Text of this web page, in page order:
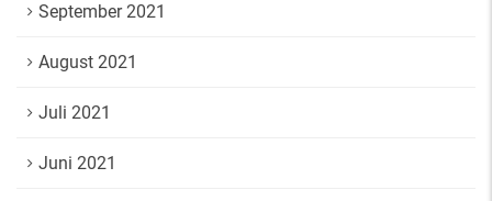
September 2021
August 2021
Juli 2021
Juni 2021